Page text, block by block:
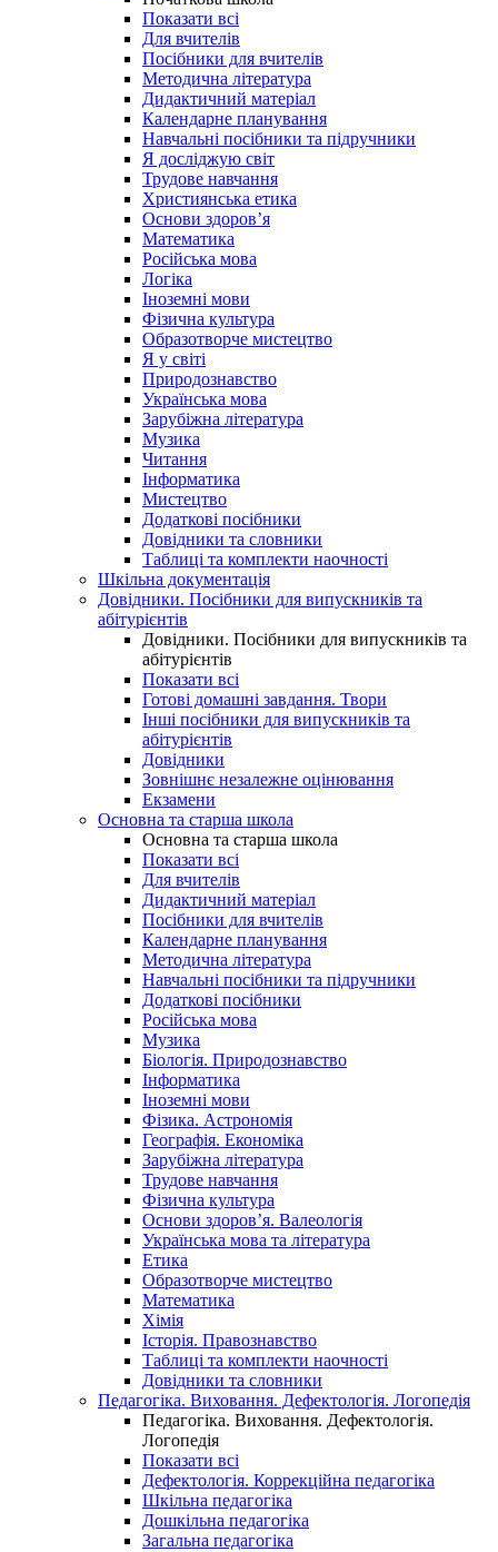
Показати всі
Для вчителів
Посібники для вчителів
Методична література
Дидактичний матеріал
Календарне планування
Навчальні посібники та підручники
Я досліджую світ
Трудове навчання
Християнська етика
Основи здоров’я
Математика
Російська мова
Логіка
Іноземні мови
Фізична культура
Образотворче мистецтво
Я у світі
Природознавство
Українська мова
Зарубіжна література
Музика
Читання
Інформатика
Мистецтво
Додаткові посібники
Довідники та словники
Таблиці та комплекти наочності
Шкільна документація
Довідники. Посібники для випускників та
абітурієнтів
Довідники. Посібники для випускників та
абітурієнтів
Показати всі
Готові домашні завдання. Твори
Інші посібники для випускників та
абітурієнтів
Довідники
Зовнішнє незалежне оцінювання
Екзамени
Основна та старша школа
Основна та старша школа
Показати всі
Для вчителів
Дидактичний матеріал
Посібники для вчителів
Календарне планування
Методична література
Навчальні посібники та підручники
Додаткові посібники
Російська мова
Музика
Біологія. Природознавство
Інформатика
Іноземні мови
Фізика. Астрономія
Географія. Економіка
Зарубіжна література
Трудове навчання
Фізична культура
Основи здоров’я. Валеологія
Українська мова та література
Етика
Образотворче мистецтво
Математика
Хімія
Історія. Правознавство
Таблиці та комплекти наочності
Довідники та словники
Педагогіка. Виховання. Дефектологія. Логопедія
Педагогіка. Виховання. Дефектологія.
Логопедія
Показати всі
Дефектологія. Коррекційна педагогіка
Шкільна педагогіка
Дошкільна педагогіка
Загальна педагогіка